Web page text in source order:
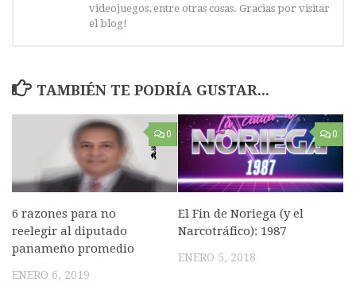
videojuegos, entre otras cosas. Gracias por visitar
el blog!
TAMBIÉN TE PODRÍA GUSTAR...
0
6 razones para no
reelegir al diputado
panameño promedio
ENERO 6, 2019
0
El Fin de Noriega (y el
Narcotráfico): 1987
ENERO 5, 2018